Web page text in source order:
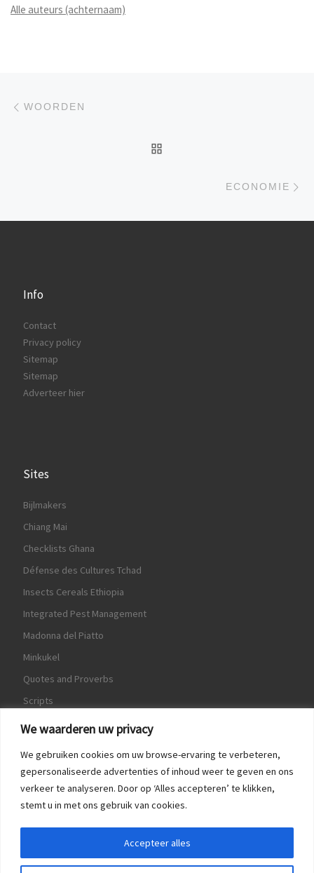
We waarderen uw privacy
We gebruiken cookies om uw browse-ervaring te verbeteren,
gepersonaliseerde advertenties of inhoud weer te geven en ons
verkeer te analyseren. Door op ‘Alles accepteren’ te klikken,
stemt u in met ons gebruik van cookies.
Accepteer alles
Alle auteurs (achternaam)
Berichtnavigatie
WOORDEN
ECONOMIE
Info
Contact
Privacy policy
Sitemap
Sitemap
Adverteer hier
Sites
Bijlmakers
Chiang Mai
Checklists Ghana
Défense des Cultures Tchad
Insects Cereals Ethiopia
Integrated Pest Management
Madonna del Piatto
Minkukel
Quotes and Proverbs
Scripts
World Crops Database
Game